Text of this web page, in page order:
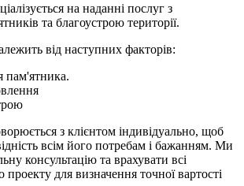
на наданні послуг з
та благоустрою території.
від наступних факторів:
пам'ятника.
з клієнтом індивідуально, щоб
всім його потребам і бажанням. Ми
консультацію та врахувати всі
проекту для визначення точної вартості